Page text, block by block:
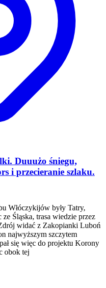
Duuużo śniegu,
i przecieranie szlaku.
Włóczykijów były Tatry,
Śląska, trasa wiedzie przez
widać z Zakopianki Luboń
najwyższym szczytem
się więc do projektu Korony
obok tej